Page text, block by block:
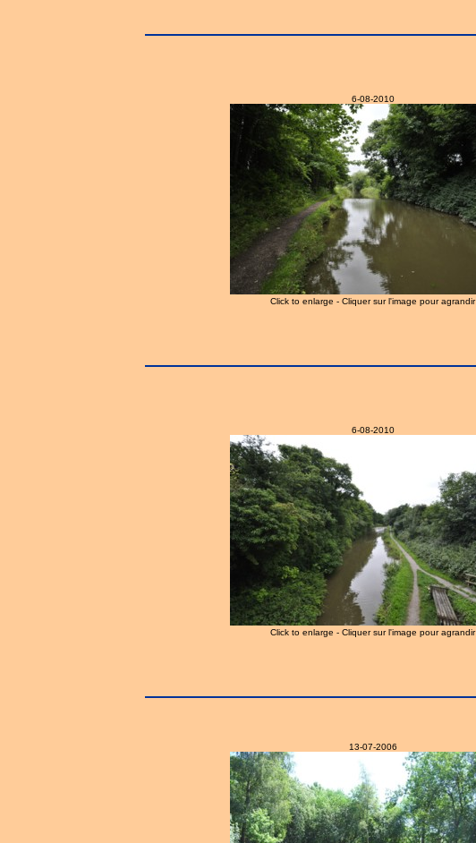
6-08-2010
Click to enlarge - Cliquer sur l'image pour agrandir
6-08-2010
Click to enlarge - Cliquer sur l'image pour agrandir
13-07-2006